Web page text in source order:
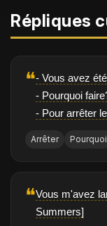
Répliques
❝- Vous avez
- Pourquoi
- Pour arrêter
Arrêter Pourquoi
❝Vous m'avez
Summers]